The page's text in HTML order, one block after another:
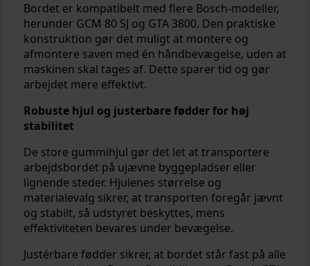
Bordet er kompatibelt med flere Bosch-modeller,
herunder GCM 80 SJ og GTA 3800. Den praktiske
konstruktion gør det muligt at montere og
afmontere saven med én håndbevægelse, uden at
maskinen skal tages af. Dette sparer tid og gør
arbejdet mere effektivt.
Robuste hjul og justerbare fødder for høj
stabilitet
De store gummihjul gør det let at transportere
arbejdsbordet på ujævne byggepladser eller
lignende steder. Hjulenes størrelse og
materialevalg sikrer, at transporten foregår jævnt
og stabilt, så udstyret beskyttes, mens
effektiviteten bevares under bevægelse.
Justérbare fødder sikrer, at bordet står fast på alle